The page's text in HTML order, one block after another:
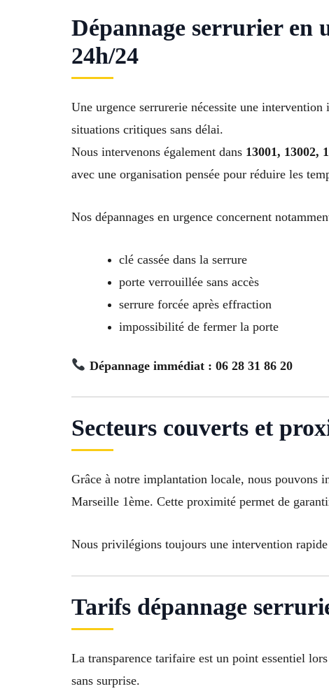
Dépannage serrurier en
24h/24
Une urgence serrurerie nécessite une
situations critiques sans délai.
Nous intervenons également dans 13001, 13002,
avec une organisation pensée pour réduire les
Nos dépannages en urgence concernent
clé cassée dans la serrure
porte verrouillée sans accès
serrure forcée après effraction
impossibilité de fermer la porte
Dépannage immédiat : 06 28 31 86 20
Secteurs couverts et
Grâce à notre implantation locale, nous pouvons
Marseille 1ème. Cette proximité permet de
Nous privilégions toujours une intervention
Tarifs dépannage
La transparence tarifaire est un point essentiel
sans surprise.